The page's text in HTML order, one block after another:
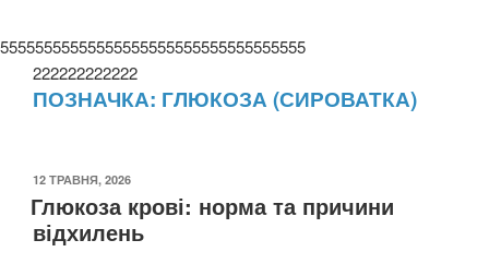
55555555555555555555555555555555555
222222222222
ПОЗНАЧКА: ГЛЮКОЗА (СИРОВАТКА)
ОПУБЛІКОВАНО
12 ТРАВНЯ, 2026
Глюкоза крові: норма та причини
відхилень